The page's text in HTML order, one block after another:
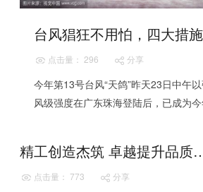
点击量： 296 分享
今年第13号台风“天鸽”昨天23日中午
风级强度在广东珠海登陆后，已成为
生...
精工创造杰筑 卓越提升品质
点击量： 773 分享